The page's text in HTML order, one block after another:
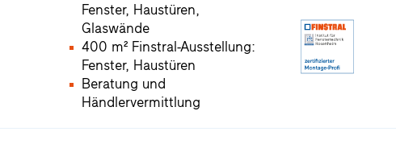
Fenster, Haustüren,
Glaswände
400 m² Finstral-Ausstellung:
Fenster, Haustüren
Beratung und
Händlervermittlung